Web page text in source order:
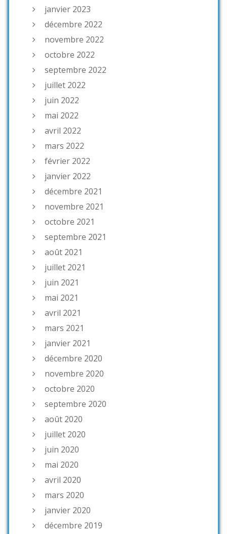
janvier 2023
décembre 2022
novembre 2022
octobre 2022
septembre 2022
juillet 2022
juin 2022
mai 2022
avril 2022
mars 2022
février 2022
janvier 2022
décembre 2021
novembre 2021
octobre 2021
septembre 2021
août 2021
juillet 2021
juin 2021
mai 2021
avril 2021
mars 2021
janvier 2021
décembre 2020
novembre 2020
octobre 2020
septembre 2020
août 2020
juillet 2020
juin 2020
mai 2020
avril 2020
mars 2020
janvier 2020
décembre 2019